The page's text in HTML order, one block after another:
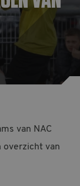
van NAC
overzicht van